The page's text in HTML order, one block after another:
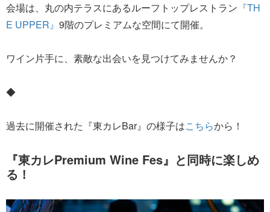
会場は、丸の内テラスにあるルーフトップレストラン 『TH
E UPPER』 9階のプレミアムな空間にて開催。
ワイン片手に、素敵な出会いを見つけてみませんか？
◆
過去に開催された『東カレBar』の様子はこちらから！
『東カレPremium Wine Fes』と同時に楽しめ
る！